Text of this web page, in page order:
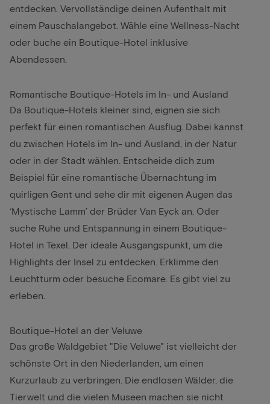
entdecken. Vervollständige deinen Aufenthalt mit
einem Pauschalangebot. Wähle eine Wellness-Nacht
oder buche ein Boutique-Hotel inklusive
Abendessen.
Romantische Boutique-Hotels im In- und Ausland
Da Boutique-Hotels kleiner sind, eignen sie sich
perfekt für einen romantischen Ausflug. Dabei kannst
du zwischen Hotels im In- und Ausland, in der Natur
oder in der Stadt wählen. Entscheide dich zum
Beispiel für eine romantische Übernachtung im
quirligen Gent und sehe dir mit eigenen Augen das
‘Mystische Lamm’ der Brüder Van Eyck an. Oder
suche Ruhe und Entspannung in einem Boutique-
Hotel in Texel . Der ideale Ausgangspunkt, um die
Highlights der Insel zu entdecken. Erklimme den
Leuchtturm oder besuche Ecomare. Es gibt viel zu
erleben.
Boutique-Hotel an der Veluwe
Das große Waldgebiet "Die Veluwe" ist vielleicht der
schönste Ort in den Niederlanden, um einen
Kurzurlaub zu verbringen. Die endlosen Wälder, die
Tierwelt und die vielen Museen machen sie nicht